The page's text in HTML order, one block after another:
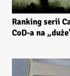
Ranking serii
CoD-a na